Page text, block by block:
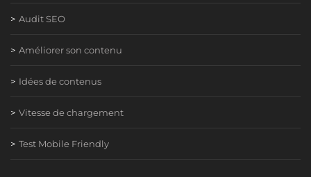
Audit SEO
Améliorer son contenu
Idées de contenus
Vitesse de chargement
Test Mobile Friendly